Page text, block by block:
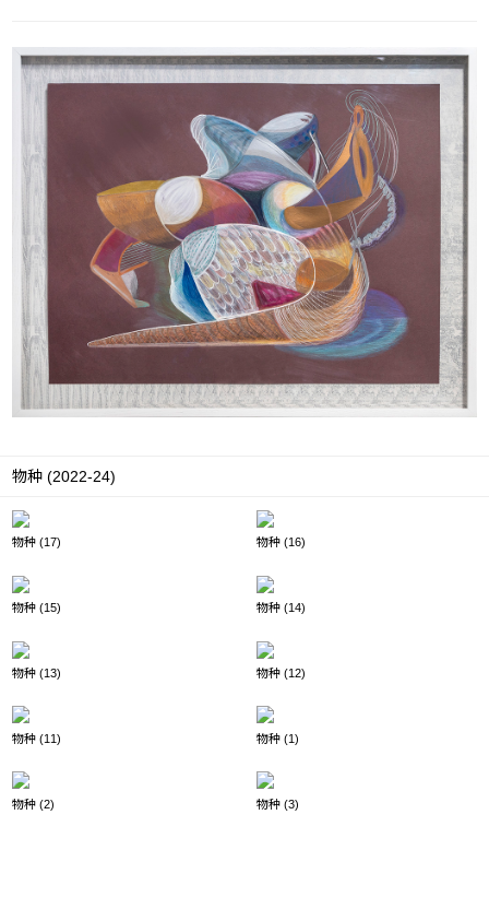
物种 (2022-24)
物种 (17) 物种 (16)
物种 (15) 物种 (14)
物种 (13) 物种 (12)
物种 (11) 物种 (1)
物种 (2) 物种 (3)